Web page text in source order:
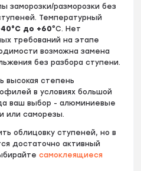
заморозки/разморозки без
Температурный
до +60°С. Нет
требований на этапе
возможна замена
без разбора ступени.
высокая степень
в условиях большой
ваш выбор - алюминиевые
или саморезы.
облицовку ступеней, но в
достаточно активный
самоклеящиеся